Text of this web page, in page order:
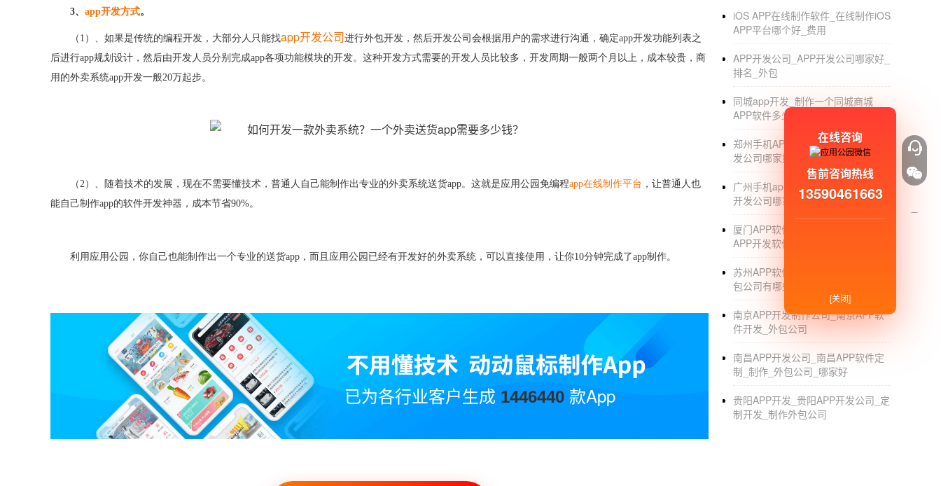
3、 app开发方式。
（ 1）、如果是传统的编程开发，大部分人只能找app开发公司进行外包开发，然后开发公司会根据用户的需求进行沟通，确定app开发功能列表之
后进行app规划设计，然后由开发人员分别完成app各项功能模块的开发。这种开发方式需要的开发人员比较多，开发周期一般两个月以上，成本较贵，商
用的外卖系统app开发一般20万起步。
（2）、随着技术的发展，现在不需要懂技术，普通人自己能制作出专业的外卖系统送货app。这就是应用公园免编程app在线制作平台 ，让普通人也
能自己制作app的软件开发神器，成本节省90%。
利用应用公园，你自己也能制作出一个专业的送货app，而且应用公园已经有开发好的外卖系统，可以直接使用，让你10分钟完成了app制作。
已为各行业客户生成 1446440 款App
iOS APP在线制作软件_在线制作iOS
APP平台哪个好_费用
APP开发公司_APP开发公司哪家好_
排名_外包
同城app开发_制作一个同城商城
APP软件多少钱_开发方案
郑州手机APP软件开发_郑州APP开
发公司哪家好_排名_价格
广州手机app开发_广州手机app软件
开发公司哪家好_软件培训
厦门APP软件开发制作公司_厦门
APP开发软件_定制_制作_公司
苏州APP软件制作外包公司_苏州外
包公司有哪些_软件开发_定制_公司
南京APP开发制作公司_南京APP软
件开发_外包公司
南昌APP开发公司_南昌APP软件定
制_制作_外包公司_哪家好
贵阳APP开发_贵阳APP开发公司_定
制开发_制作外包公司
在线咨询
售前咨询热线
13590461663
[关闭]